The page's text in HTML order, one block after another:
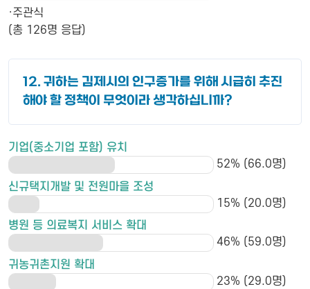
·주관식
(총 126명 응답)
12. 귀하는 김제시의 인구증가를 위해 시급히 추진
해야 할 정책이 무엇이라 생각하십니까?
기업(중소기업 포함) 유치
52% (66.0명)
신규택지개발 및 전원마을 조성
15% (20.0명)
병원 등 의료복지 서비스 확대
46% (59.0명)
귀농귀촌지원 확대
23% (29.0명)